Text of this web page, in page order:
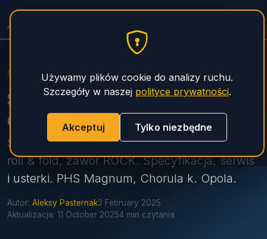
Strona główna Pompy Schwing Schwing S 61 SX
Schwing S 61 SX — specyfikacja, serwis,
części zamienne
Schwing S 61 SX: zasięg 60,1 m, overhead
roll & fold, zawór ROCK. Specyfikacja, serwis
i usterki. PHS Magnum, Chorula k. Opola.
Autor: Aleksy Pasternak3 February 2025
Aktualizacja: 11 October 20254 min czytania
Używamy plików cookie do analizy ruchu.
Szczegóły w naszej polityce prywatności.
Akceptuj Tylko niezbędne